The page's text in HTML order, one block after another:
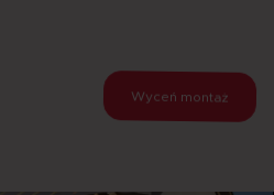
Wyceń montaż